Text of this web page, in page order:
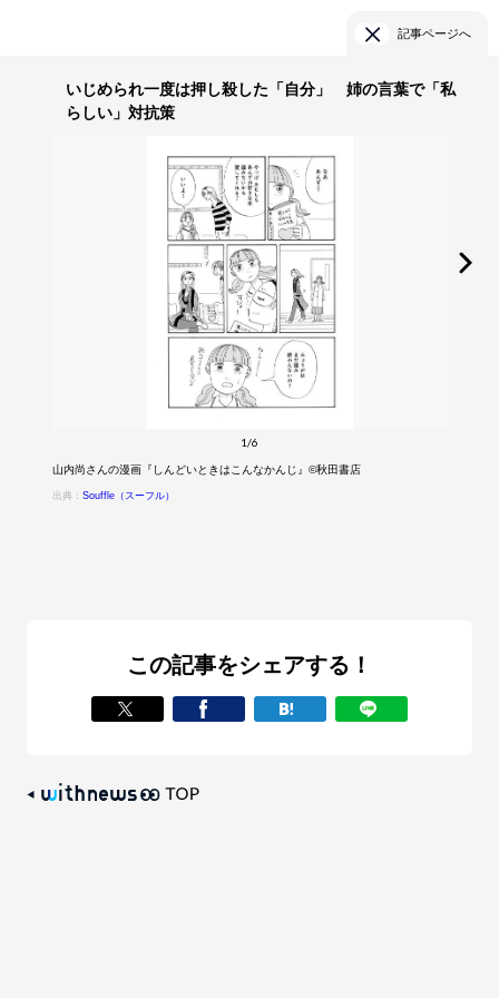
記事ページへ
いじめられ一度は押し殺した「自分」 姉の言葉で「私
らしい」対抗策
1/6
山内尚さんの漫画『しんどいときはこんなかんじ』©秋田書店
出典：Souffle（スーフル）
この記事をシェアする！